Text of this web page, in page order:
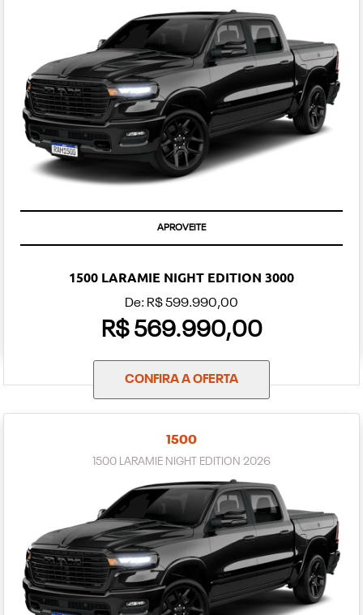
APROVEITE
1500 LARAMIE NIGHT EDITION 3000
De: R$ 599.990,00
R$ 569.990,00
CONFIRA A OFERTA
1500
1500 LARAMIE NIGHT EDITION 2026